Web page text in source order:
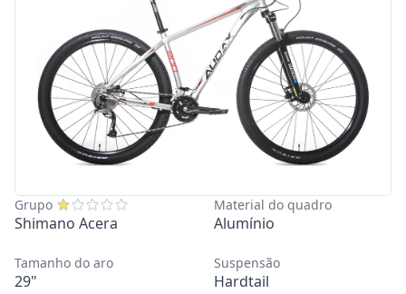
Grupo
Shimano Acera
Material do quadro
Alumínio
Tamanho do aro
29"
Suspensão
Hardtail